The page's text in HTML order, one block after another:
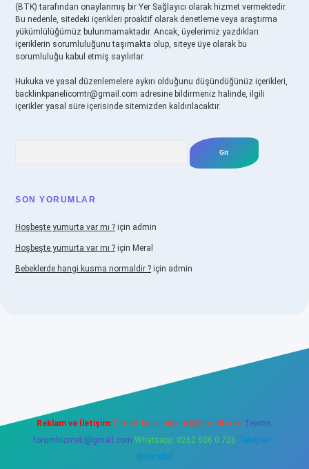
(BTK) tarafından onaylanmış bir Yer Sağlayıcı olarak hizmet vermektedir.
Bu nedenle, sitedeki içerikleri proaktif olarak denetleme veya araştırma
yükümlülüğümüz bulunmamaktadır. Ancak, üyelerimiz yazdıkları
içeriklerin sorumluluğunu taşımakta olup, siteye üye olarak bu
sorumluluğu kabul etmiş sayılırlar.
Hukuka ve yasal düzenlemelere aykırı olduğunu düşündüğünüz içerikleri,
backlinkpanelicomtr@gmail.com adresine bildirmeniz halinde, ilgili
içerikler yasal süre içerisinde sitemizden kaldırılacaktır.
SON YORUMLAR
Hoşbeşte yumurta var mı ? için admin
Hoşbeşte yumurta var mı ? için Meral
Bebeklerde hangi kusma normaldir ? için admin
Reklam ve İletişim: E-mail: backlinkpaneli@gmail.com Teams:
forumhizmeti@gmail.com Whatsapp: 0262 606 0 726 Telegram:
@karabul